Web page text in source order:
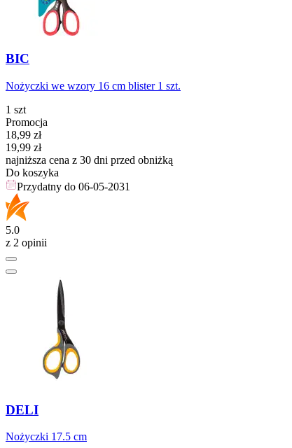
BIC
Nożyczki we wzory 16 cm blister 1 szt.
1 szt
Promocja
Cena promocyjna
18,99 zł
19,99 zł
najniższa cena z 30 dni przed obniżką
Do koszyka
Przydatny do 06-05-2031
5.0
z 2 opinii
DELI
Nożyczki 17.5 cm